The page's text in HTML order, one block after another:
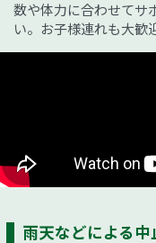
数や体力に合わせてサ
い。お子様連れも大歓
雨天などによる中